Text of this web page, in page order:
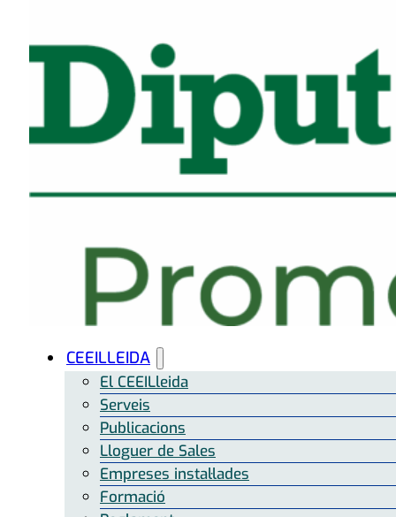
CEEILLEIDA
El CEEILleida
Serveis
Publicacions
Lloguer de Sales
Empreses instal·lades
Formació